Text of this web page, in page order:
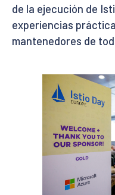
de la ejecución de
experiencias
mantenedores de